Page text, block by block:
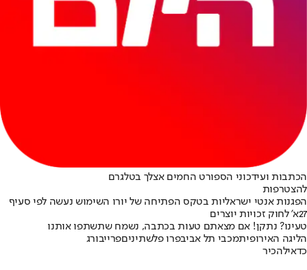
הכתבות ועידכוני הספורט החמים אצלך בטלגרם
להצטרפות
הפגנות אנטי ישראליות בטקס הפתיחה של יורו השימוש נעשה לפי סעיף
27א' לחוק זכויות יוצרים
טעינו? נתקן! אם מצאתם טעות בכתבה, נשמח שתשתפו אותנו
הליגה האירופיתמכבי תל אביבפרו פלשתיניםפרייבורג
כדאילהכיר